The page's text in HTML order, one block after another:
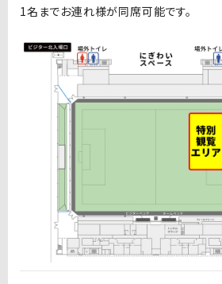
1名までお連れ様が同席可能です。